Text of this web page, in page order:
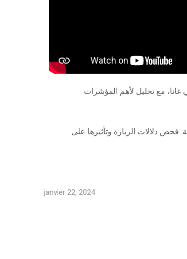
مع تحليل لأهم المؤشرات
janvier 22, 2024